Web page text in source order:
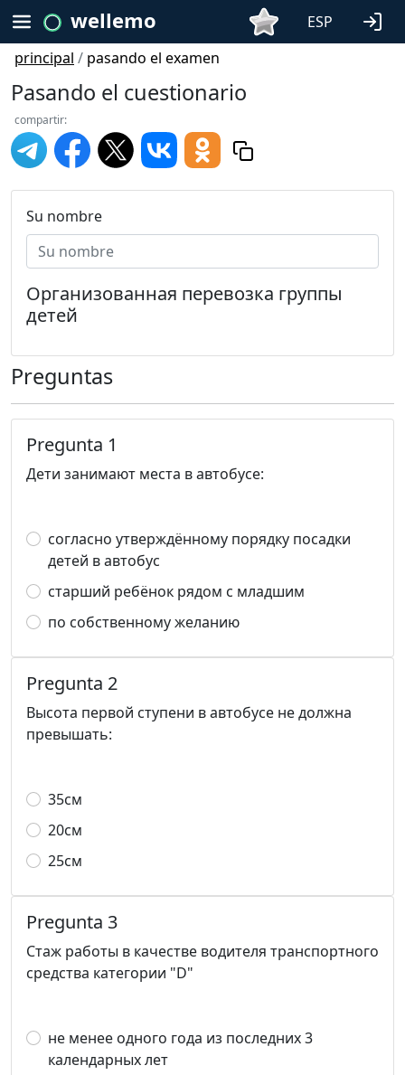
wellemo
ESP
principal / pasando el examen
Pasando el cuestionario
compartir:
Su nombre
Организованная перевозка группы
детей
Preguntas
Pregunta 1
Дети занимают места в автобусе:
согласно утверждённому порядку посадки
детей в автобус
старший ребёнок рядом с младшим
по собственному желанию
Pregunta 2
Высота первой ступени в автобусе не должна
превышать:
35см
20см
25см
Pregunta 3
Стаж работы в качестве водителя транспортного
средства категории "D"
не менее одного года из последних 3
календарных лет